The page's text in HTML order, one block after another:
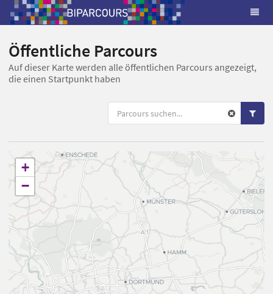
Öffentliche Parcours
Auf dieser Karte werden alle öffentlichen Parcours angezeigt,
die einen Startpunkt haben
+
−